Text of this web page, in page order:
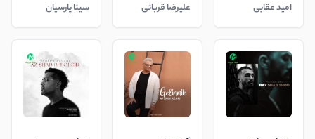
امید عقابی علیرضا قربانی سینا پارسیان